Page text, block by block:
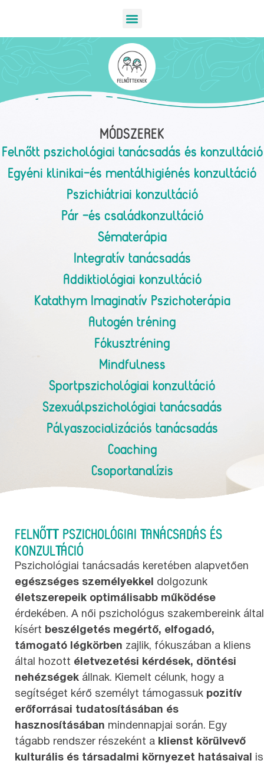
MÓDSZEREK
Felnőtt pszichológiai tanácsadás és konzultáció
Egyéni klinikai-és mentálhigiénés konzultáció
Pszichiátriai konzultáció
Pár -és családkonzultáció
Sématerápia
Integratív tanácsadás
Addiktiológiai konzultáció
Katathym Imaginatív Pszichoterápia
Autogén tréning
Fókusztréning
Mindfulness
Sportpszichológiai konzultáció
Szexuálpszichológiai tanácsadás
Pályaszocializációs tanácsadás
Coaching
Csoportanalízis
FELNŐTT PSZICHOLÓGIAI TANÁCSADÁS ÉS
KONZULTÁCIÓ
Pszichológiai tanácsadás keretében alapvetően
egészséges személyekkel
dolgozunk
életszerepeik optimálisabb működése
érdekében. A női pszichológus szakembereink által
kísért beszélgetés megértő, elfogadó,
támogató légkörben zajlik, fókuszában a kliens
által hozott életvezetési kérdések, döntési
nehézségek állnak. Kiemelt célunk, hogy a
segítséget kérő személyt támogassuk pozitív
erőforrásai tudatosításában és
hasznosításában mindennapjai során. Egy
tágabb rendszer részeként a klienst körülvevő
kulturális és társadalmi környezet hatásaival
is